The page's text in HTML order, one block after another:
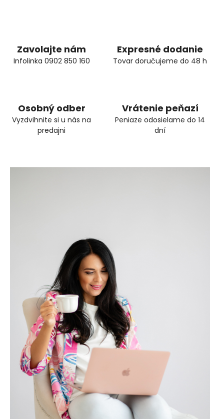
Zavolajte nám
Infolinka 0902 850 160
Expresné dodanie
Tovar doručujeme do 48 h
Osobný odber
Vyzdvihnite si u nás na
predajni
Vrátenie peňazí
Peniaze odosielame do 14
dní